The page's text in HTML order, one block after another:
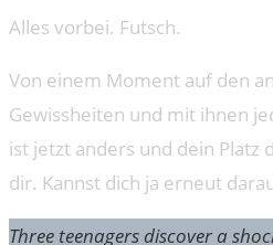
Alles vorbei. Futsch.
Von einem Moment auf den
Gewissheiten und mit ihnen
ist jetzt anders und dein Platz
dir. Kannst dich ja erneut
Three teenagers discover a